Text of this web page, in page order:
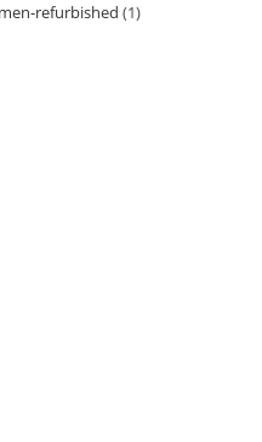
refurbished 1